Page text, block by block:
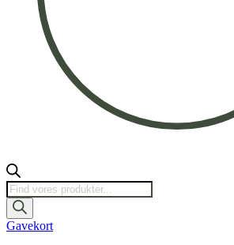
Products
search
Gavekort